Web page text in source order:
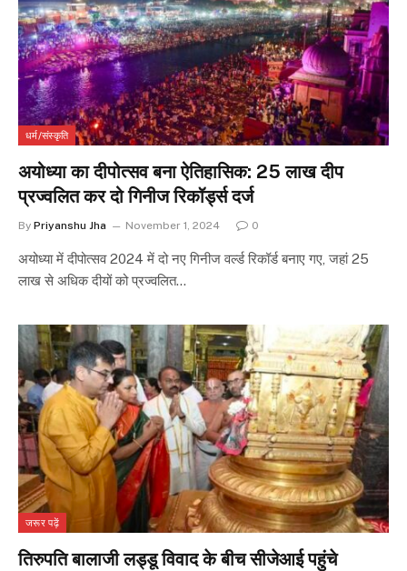
धर्म/संस्कृति
अयोध्या का दीपोत्सव बना ऐतिहासिक: 25 लाख दीप
प्रज्वलित कर दो गिनीज रिकॉर्ड्स दर्ज
By Priyanshu Jha November 1, 2024 0
अयोध्या में दीपोत्सव 2024 में दो नए गिनीज वर्ल्ड रिकॉर्ड बनाए गए, जहां 25
लाख से अधिक दीयों को प्रज्वलित…
जरूर पढ़ें
तिरुपति बालाजी लड्डू विवाद के बीच सीजेआई पहुंचे